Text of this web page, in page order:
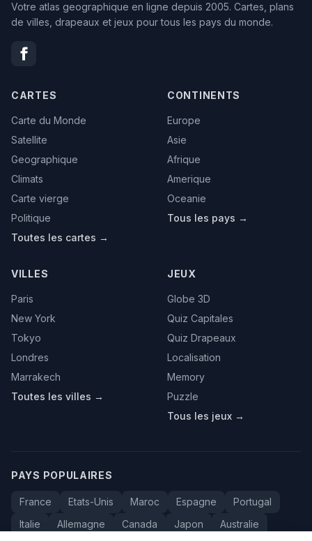
Votre atlas geographique en ligne depuis 2005. Cartes, plans
de villes, drapeaux et jeux pour tous les pays du monde.
CARTES
Carte du Monde
Satellite
Geographique
Climats
Carte vierge
Politique
Toutes les cartes →
CONTINENTS
Europe
Asie
Afrique
Amerique
Oceanie
Tous les pays →
VILLES
Paris
New York
Tokyo
Londres
Marrakech
Toutes les villes →
JEUX
Globe 3D
Quiz Capitales
Quiz Drapeaux
Localisation
Memory
Puzzle
Tous les jeux →
PAYS POPULAIRES
France Etats-Unis Maroc Espagne
Portugal
Italie
Allemagne Canada Japon
Australie